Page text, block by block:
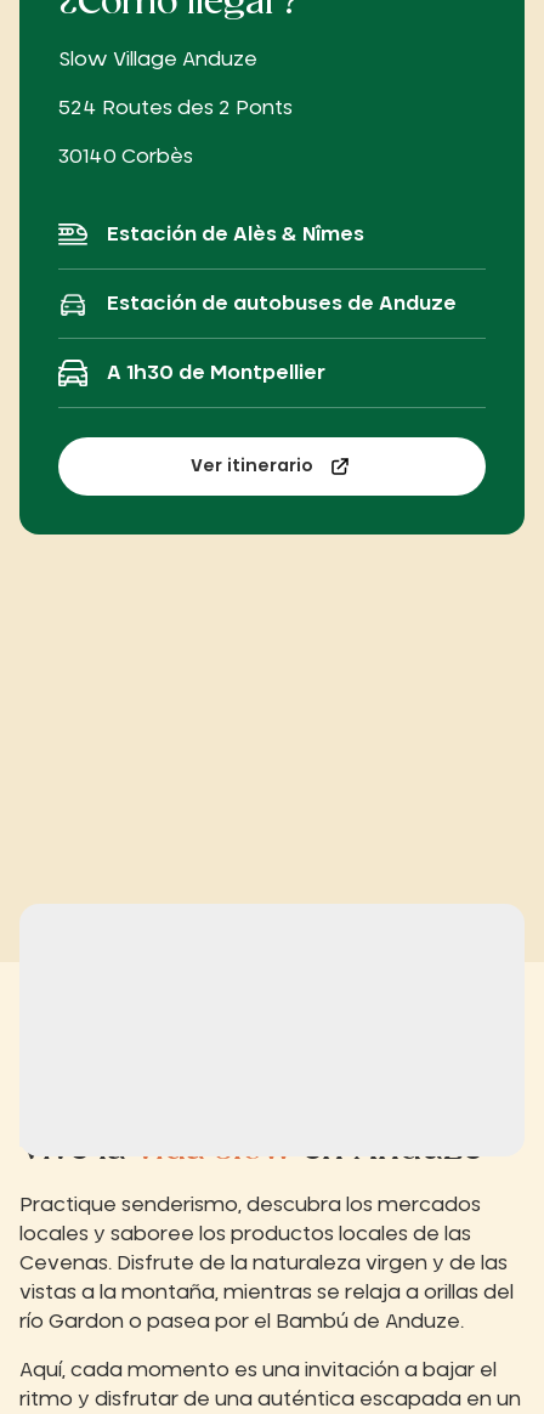
Slow Village Anduze
524 Routes des 2 Ponts
30140 Corbès
Estación de Alès & Nîmes
Estación de autobuses de Anduze
A 1h30 de Montpellier
Ver itinerario
Vive la vida slow en Anduze
Practique senderismo, descubra los mercados
locales y saboree los productos locales de las
Cevenas. Disfrute de la naturaleza virgen y de las
vistas a la montaña, mientras se relaja a orillas del
río Gardon o pasea por el Bambú de Anduze.
Aquí, cada momento es una invitación a bajar el
ritmo y disfrutar de una auténtica escapada en un